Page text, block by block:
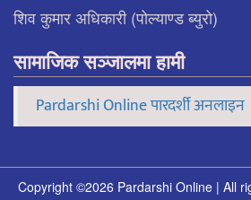
शिव कुमार अधिकारी (पोल्याण्ड ब्युरो)
सामाजिक सञ्जालमा हामी
Pardarshi Online पारदर्शी अनलाइन
Copyright ©2026 Pardarshi Online | All